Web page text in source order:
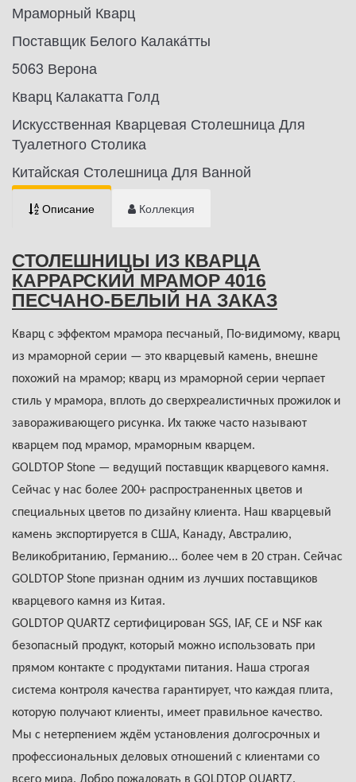
Мраморный Кварц
Поставщик Белого Калака́тты
5063 Верона
Кварц Калакатта Голд
Искусственная Кварцевая Столешница Для
Туалетного Столика
Китайская Столешница Для Ванной
Описание Коллекция
СТОЛЕШНИЦЫ ИЗ КВАРЦА
КАРРАРСКИЙ МРАМОР 4016
ПЕСЧАНО-БЕЛЫЙ НА ЗАКАЗ
Кварц с эффектом мрамора песчаный, По-видимому, кварц
из мраморной серии — это кварцевый камень, внешне
похожий на мрамор; кварц из мраморной серии черпает
стиль у мрамора, вплоть до сверхреалистичных прожилок и
завораживающего рисунка. Их также часто называют
кварцем под мрамор, мраморным кварцем.
GOLDTOP Stone — ведущий поставщик кварцевого камня.
Сейчас у нас более 200+ распространенных цветов и
специальных цветов по дизайну клиента. Наш кварцевый
камень экспортируется в США, Канаду, Австралию,
Великобританию, Германию... более чем в 20 стран. Сейчас
GOLDTOP Stone признан одним из лучших поставщиков
кварцевого камня из Китая.
GOLDTOP QUARTZ сертифицирован SGS, IAF, CE и NSF как
безопасный продукт, который можно использовать при
прямом контакте с продуктами питания. Наша строгая
система контроля качества гарантирует, что каждая плита,
которую получают клиенты, имеет правильное качество.
Мы с нетерпением ждём установления долгосрочных и
профессиональных деловых отношений с клиентами со
всего мира. Добро пожаловать в GOLDTOP QUARTZ.